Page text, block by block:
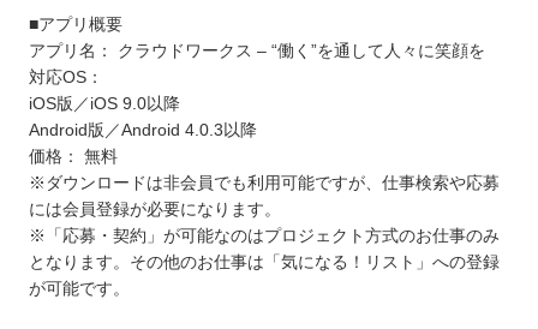
■アプリ概要
アプリ名： クラウドワークス – “働く”を通して人々に笑顔を
対応OS：
iOS版／iOS 9.0以降
Android版／Android 4.0.3以降
価格： 無料
※ダウンロードは非会員でも利用可能ですが、仕事検索や応募
には会員登録が必要になります。
※「応募・契約」が可能なのはプロジェクト方式のお仕事のみ
となります。その他のお仕事は「気になる！リスト」への登録
が可能です。